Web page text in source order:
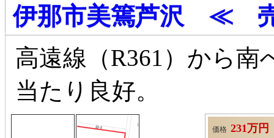
伊那市美篶芦沢
高遠線（R361）から南
当たり良好。
価格 231万円